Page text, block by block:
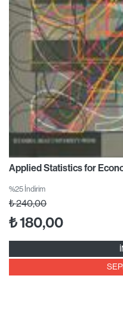
Applied Statistics for
%25 İndirim
₺240,00
₺180,00